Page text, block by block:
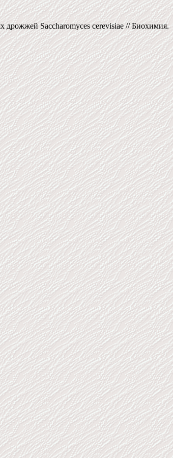
Saccharomyces cerevisiae // Биохимия.